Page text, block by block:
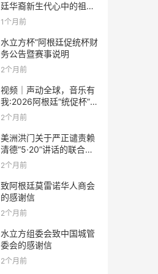
廷华裔新生代心中的祖
(籍)国”征文比赛的通知
1个月前
水立方杯”阿根廷促统杯财
务公告暨赛事说明
2个月前
视频｜声动全球，音乐有
我:2026阿根廷“统促杯”水
立方中文歌曲大赛总决赛
2个月前
美洲洪门关于严正谴责赖
清德“5·20”讲话的联合声
明
2个月前
致阿根廷莫雷诺华人商会
的感谢信
2个月前
水立方组委会致中国城管
委会的感谢信
2个月前